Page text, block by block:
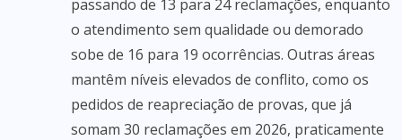
passando de 13 para 24 reclamações, enquanto
o atendimento sem qualidade ou demorado
sobe de 16 para 19 ocorrências. Outras áreas
mantêm níveis elevados de conflito, como os
pedidos de reapreciação de provas, que já
somam 30 reclamações em 2026, praticamente